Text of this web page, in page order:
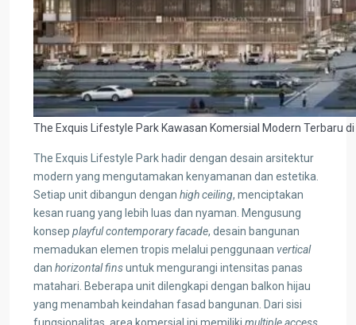
The Exquis Lifestyle Park Kawasan Komersial Modern Terbaru
The Exquis Lifestyle Park hadir dengan desain arsitektur
modern yang mengutamakan kenyamanan dan estetika.
Setiap unit dibangun dengan high ceiling, menciptakan
kesan ruang yang lebih luas dan nyaman. Mengusung
konsep playful contemporary facade, desain bangunan
memadukan elemen tropis melalui penggunaan vertical
dan horizontal finsuntuk mengurangi intensitas panas
matahari. Beberapa unit dilengkapi dengan balkon hijau
yang menambah keindahan fasad bangunan. Dari sisi